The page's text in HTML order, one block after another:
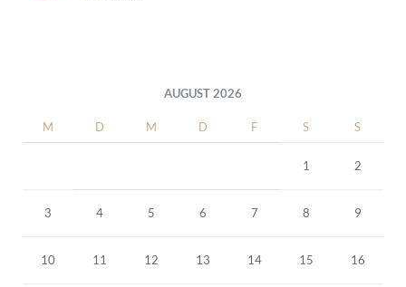
AUGUST 2026
M D M D F S S
1 2
3 4 5 6 7 8 9
10 11 12 13 14 15 16